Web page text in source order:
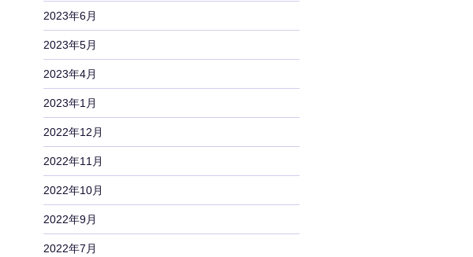
2023年6月
2023年5月
2023年4月
2023年1月
2022年12月
2022年11月
2022年10月
2022年9月
2022年7月